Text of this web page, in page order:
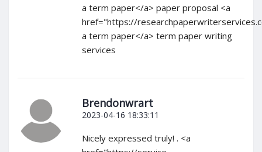
a term paper</a> paper proposal <a
href="https://
a term paper</a> term paper writing
services
Brendonwrart
2023-04-16 18:33:11
Nicely expressed truly! . <a